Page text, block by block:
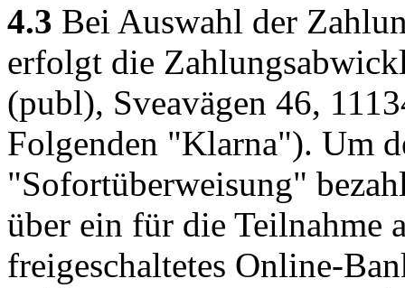
4.3 Bei Auswahl der
erfolgt die
(publ), Sveavägen 46,
Folgenden "Klarna"). Um
"Sofortüberweisung"
über ein für die Teilnahme
freigeschaltetes Online-